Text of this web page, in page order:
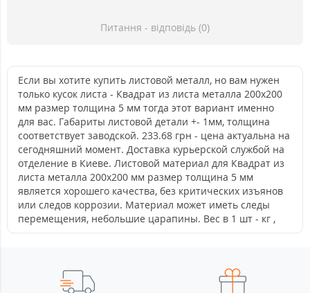
Питання - відповідь (0)
Если вы хотите купить листовой металл, но вам нужен
только кусок листа - Квадрат из листа металла 200х200
мм размер толщина 5 мм тогда этот вариант именно
для вас. Габариты листовой детали +- 1мм, толщина
соответствует заводской. 233.68 грн - цена актуальна на
сегодняшний момент. Доставка курьерской службой на
отделение в Киеве. Листовой материал для Квадрат из
листа металла 200х200 мм размер толщина 5 мм
является хорошего качества, без критических изъянов
или следов коррозии. Материал может иметь следы
перемещения, небольшие царапины. Вес в 1 шт - кг ,